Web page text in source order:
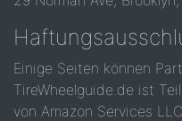
Einige Seiten können
TireWheelguide.de ist
von Amazon Services